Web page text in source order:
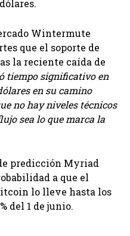
Wintermute
que el soporte de
la reciente caída de
tiempo significativo en
en su camino
no hay niveles técnicos
sea lo que marca la
predicción Myriad
a que el
lo lleve hasta los
del 1 de junio.